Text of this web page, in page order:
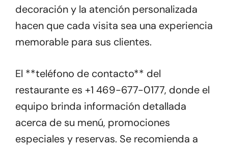
decoración y la atención personalizada
hacen que cada visita sea una experiencia
memorable para sus clientes.
El **teléfono de contacto** del
restaurante es +1 469-677-0177, donde el
equipo brinda información detallada
acerca de su menú, promociones
especiales y reservas. Se recomienda a